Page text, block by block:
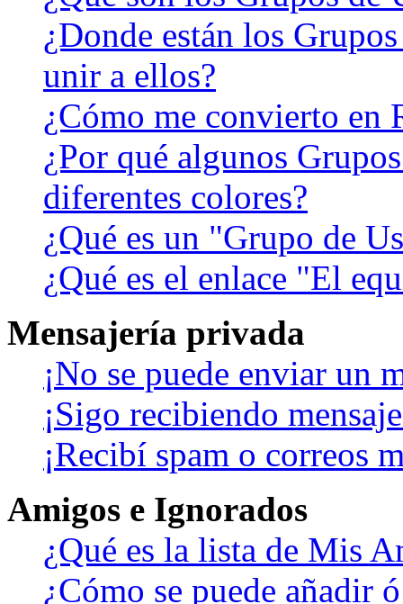
¿Donde están los
unir a ellos?
¿Cómo me convierto en
¿Por qué algunos
diferentes colores?
¿Qué es un "Grupo de
¿Qué es el enlace "El
Mensajería privada
¡No se puede enviar un
¡Sigo recibiendo
¡Recibí spam o correos
Amigos e Ignorados
¿Qué es la lista de Mis
¿Cómo se puede añadir